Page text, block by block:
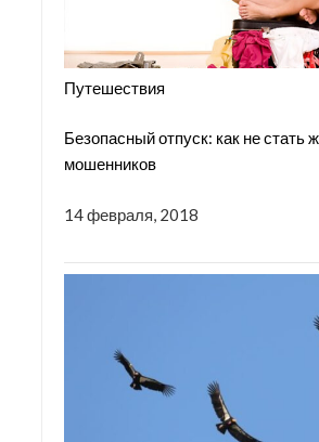
Путешествия
Безопасный отпуск: как не стать
мошенников
14 февраля, 2018